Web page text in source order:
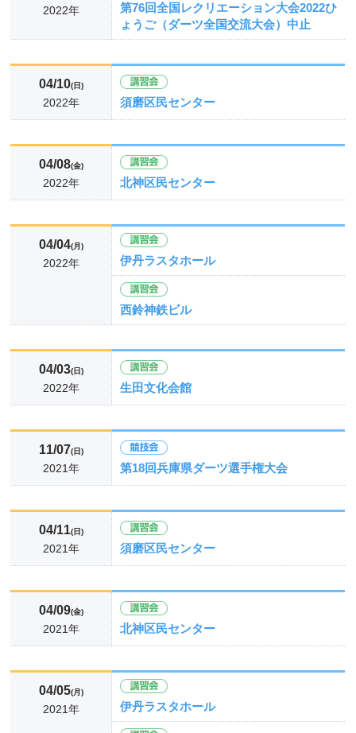
2022年
第76回全国レクリエーション大会2022ひ
ょうご（ダーツ全国交流大会）中止
04/10(日)
2022年 須磨区民センター
04/08(金)
2022年 北神区民センター
04/04(月)
2022年 伊丹ラスタホール
西鈴神鉄ビル
04/03(日)
2022年 生田文化会館
11/07(日)
2021年 第18回兵庫県ダーツ選手権大会
04/11(日)
2021年 須磨区民センター
04/09(金)
2021年 北神区民センター
04/05(月)
2021年 伊丹ラスタホール